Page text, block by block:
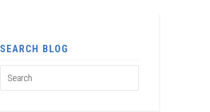
SEARCH BLOG